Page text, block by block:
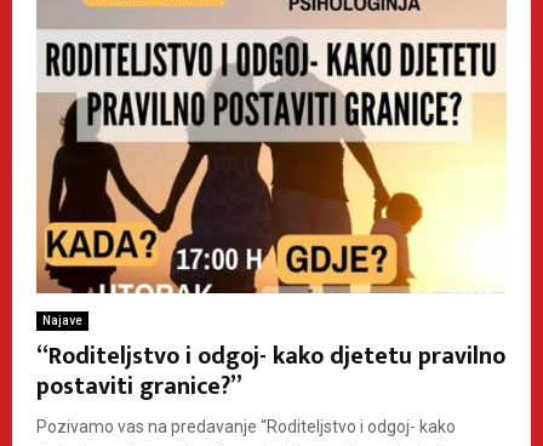
Najave
“Roditeljstvo i odgoj- kako djetetu pravilno
postaviti granice?”
Pozivamo vas na predavanje “Roditeljstvo i odgoj- kako